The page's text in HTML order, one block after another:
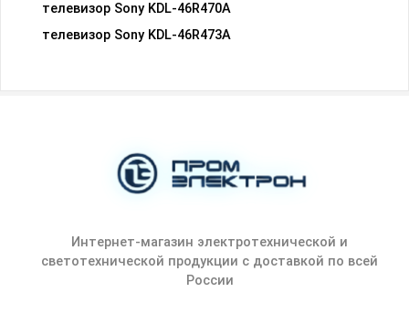
телевизор Sony KDL-46R470A
телевизор Sony KDL-46R473A
Интернет-магазин электротехнической и
светотехнической продукции с доставкой по всей
России